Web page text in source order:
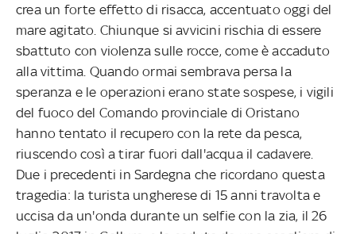
crea un forte effetto di risacca, accentuato oggi del
mare agitato. Chiunque si avvicini rischia di essere
sbattuto con violenza sulle rocce, come è accaduto
alla vittima. Quando ormai sembrava persa la
speranza e le operazioni erano state sospese, i vigili
del fuoco del Comando provinciale di Oristano
hanno tentato il recupero con la rete da pesca,
riuscendo così a tirar fuori dall'acqua il cadavere.
Due i precedenti in Sardegna che ricordano questa
tragedia: la turista ungherese di 15 anni travolta e
uccisa da un'onda durante un selfie con la zia, il 26